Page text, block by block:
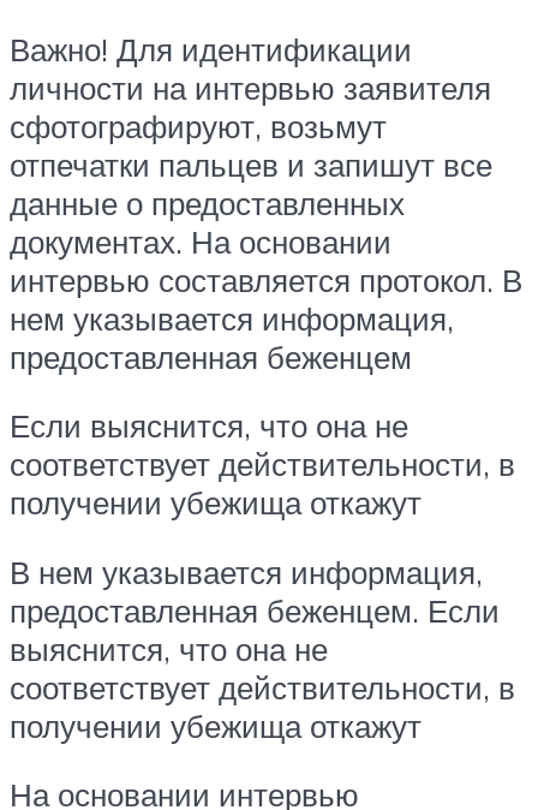
Важно! Для идентификации
личности на интервью заявителя
сфотографируют, возьмут
отпечатки пальцев и запишут все
данные о предоставленных
документах. На основании
интервью составляется протокол. В
нем указывается информация,
предоставленная беженцем
Если выяснится, что она не
соответствует действительности, в
получении убежища откажут
В нем указывается информация,
предоставленная беженцем. Если
выяснится, что она не
соответствует действительности, в
получении убежища откажут
На основании интервью